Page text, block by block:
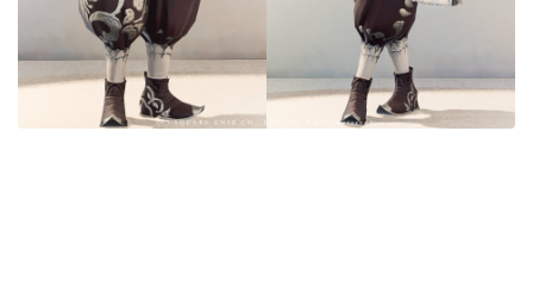
フルフェイス
頭装備ギミックあり